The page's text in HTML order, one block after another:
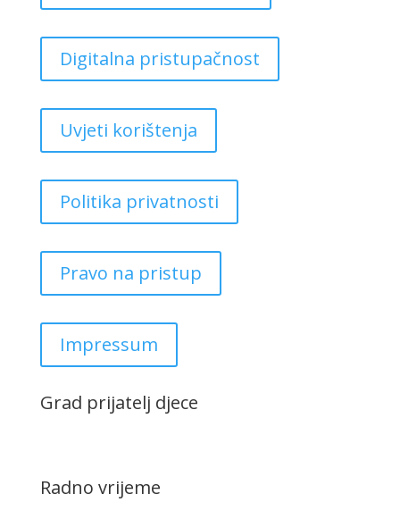
Digitalna pristupačnost
Uvjeti korištenja
Politika privatnosti
Pravo na pristup
Impressum
Grad prijatelj djece
Radno vrijeme